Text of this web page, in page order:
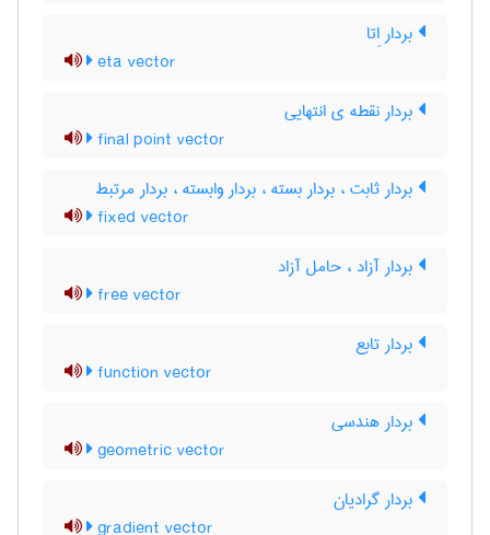
بردار اِتا
eta vector
بردار نقطه ی انتهایی
final point vector
بردار ثابت ، بردار بسته ، بردار وابسته ، بردار مرتبط
fixed vector
بردار آزاد ، حامل آزاد
free vector
بردار تابع
function vector
بردار هندسی
geometric vector
بردار گرادیان
gradient vector